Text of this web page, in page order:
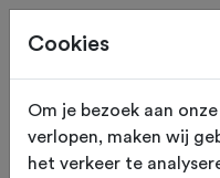
TRAINING Gewijzigd
Cookies
Om je bezoek aan
verlopen, maken wij
het verkeer te